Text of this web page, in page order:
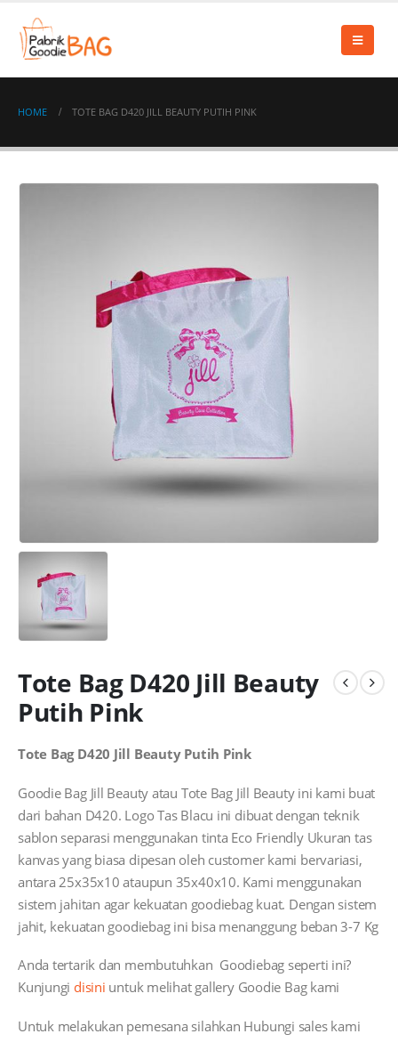
HOME TOTE BAG D420 JILL BEAUTY PUTIH PINK
Tote Bag D420 Jill Beauty
Putih Pink
Tote Bag D420 Jill Beauty Putih Pink
Goodie Bag Jill Beauty atau Tote Bag Jill Beauty ini kami buat
dari bahan D420. Logo Tas Blacu ini dibuat dengan teknik
sablon separasi menggunakan tinta Eco Friendly Ukuran tas
kanvas yang biasa dipesan oleh customer kami bervariasi,
antara 25x35x10 ataupun 35x40x10. Kami menggunakan
sistem jahitan agar kekuatan goodiebag kuat. Dengan sistem
jahit, kekuatan goodiebag ini bisa menanggung beban 3-7 Kg
Anda tertarik dan membutuhkan Goodiebag seperti ini?
Kunjungi disini untuk melihat gallery Goodie Bag kami
Untuk melakukan pemesana silahkan Hubungi sales kami